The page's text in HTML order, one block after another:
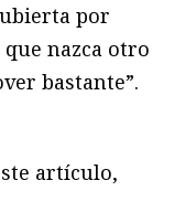
por
nazca otro
bastante”.
artículo,